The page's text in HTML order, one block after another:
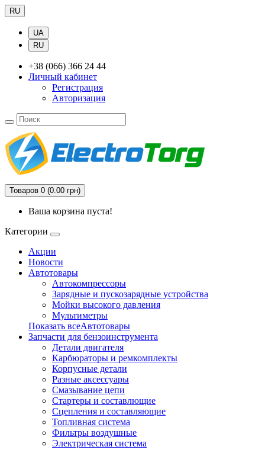
RU
UA
RU
+38 (066) 366 24 44
Личный кабинет
Регистрация
Авторизация
Товаров 0 (0.00 грн)
Ваша корзина пуста!
Категории
Акции
Новости
Автотовары
Автокомпрессоры
Зарядные и пускозарядные устройства
Мойки высокого давления
Мультиметры
Показать всеАвтотовары
Запчасти для бензоинструмента
Детали двигателя
Карбюраторы и ремкомплекты
Корпусные детали
Разные аксессуары
Смазывание цепи
Стартеры и составлющие
Сцепления и составляющие
Топливная система
Фильтры воздушные
Электрическая система